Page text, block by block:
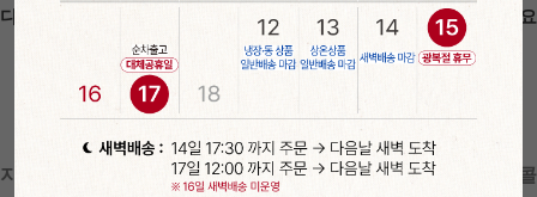
다크커버처 초콜릿으로 수제 초콜릿,빼빼로 등을 만들어 선물하세요
♡
진하고 다크한 다크커버처초콜릿
카카아함량이 70%로 쌉싸름한 다크초콜릿으로
지역적으로 가지고 있는 원산지의 독특한 향취를 잘 살려낸 초콜